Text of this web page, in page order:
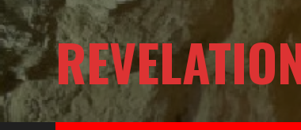
Skip
to
content